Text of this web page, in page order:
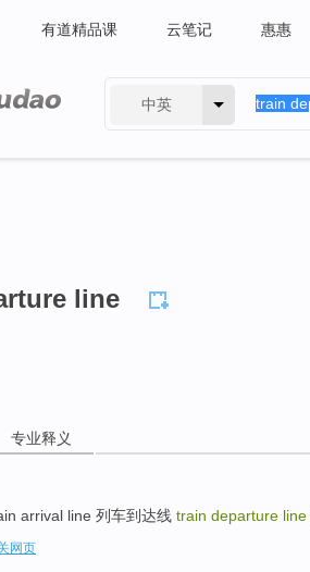
有道精品课 云笔记 惠惠
中英
line
专业释义
arrival line 列车到达线 train departure line
网页